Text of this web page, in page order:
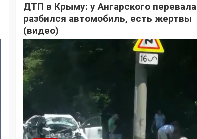
ДТП в Крыму: у Ангарского перевала
разбился автомобиль, есть жертвы
(видео)